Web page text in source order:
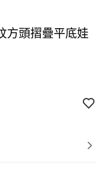
方頭摺疊平底娃